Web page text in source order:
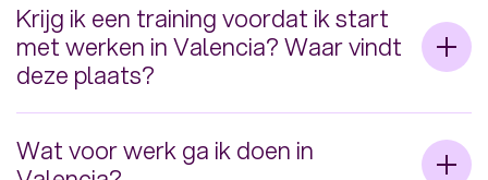
bedoeling dat je minimaal 9 maanden op je
locatie werkt. De exacte duur bespreken we
uiteraard met elkaar.
Krijg ik een training voordat ik start
met werken in Valencia? Waar vindt
deze plaats?
bereiden je goed voor op het werken in
Wat voor werk ga ik doen in